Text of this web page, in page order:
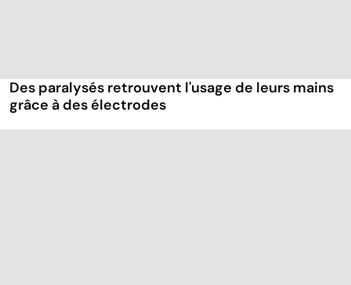
Des paralysés retrouvent l'usage de leurs mains
grâce à des électrodes